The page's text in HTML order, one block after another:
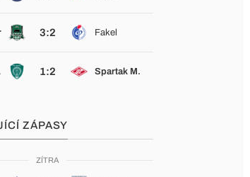
3:2 Fakel
1:2 Spartak M.
ZÁPASY
ZÍTRA